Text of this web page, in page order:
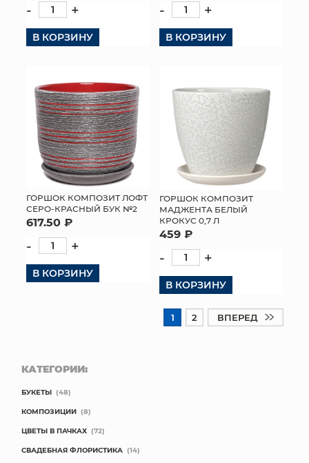
- +
В КОРЗИНУ
- +
В КОРЗИНУ
ГОРШОК КОМПОЗИТ ЛОФТ
СЕРО-КРАСНЫЙ БУК №2
617.50 ₽
- +
В КОРЗИНУ
ГОРШОК КОМПОЗИТ
МАДЖЕНТА БЕЛЫЙ
КРОКУС 0,7 Л
459 ₽
- +
В КОРЗИНУ
1 2 ВПЕРЕД
КАТЕГОРИИ:
БУКЕТЫ (48)
КОМПОЗИЦИИ (8)
ЦВЕТЫ В ПАЧКАХ (72)
СВАДЕБНАЯ ФЛОРИСТИКА (14)